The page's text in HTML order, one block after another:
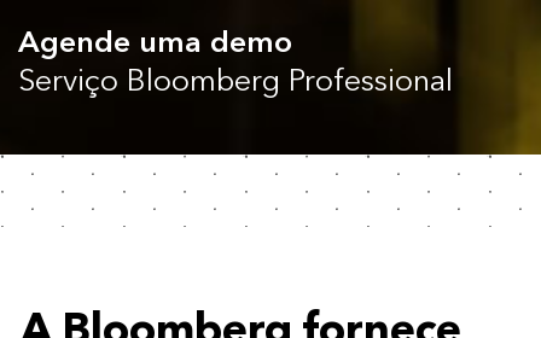
Agende uma demo
Serviço Bloomberg Professional